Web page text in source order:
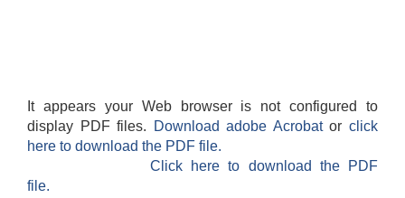
It appears your Web browser is not configured to
display PDF files.
Download adobe Acrobatorclick
here to download the PDF file.
Click here to download the PDF
file.